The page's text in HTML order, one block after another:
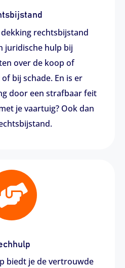
rechtsbijstand
juridische hulp bij
over de koop of
bij schade. En is er
door een strafbaar feit
je vaartuig? Ook dan
biedt je de vertrouwde